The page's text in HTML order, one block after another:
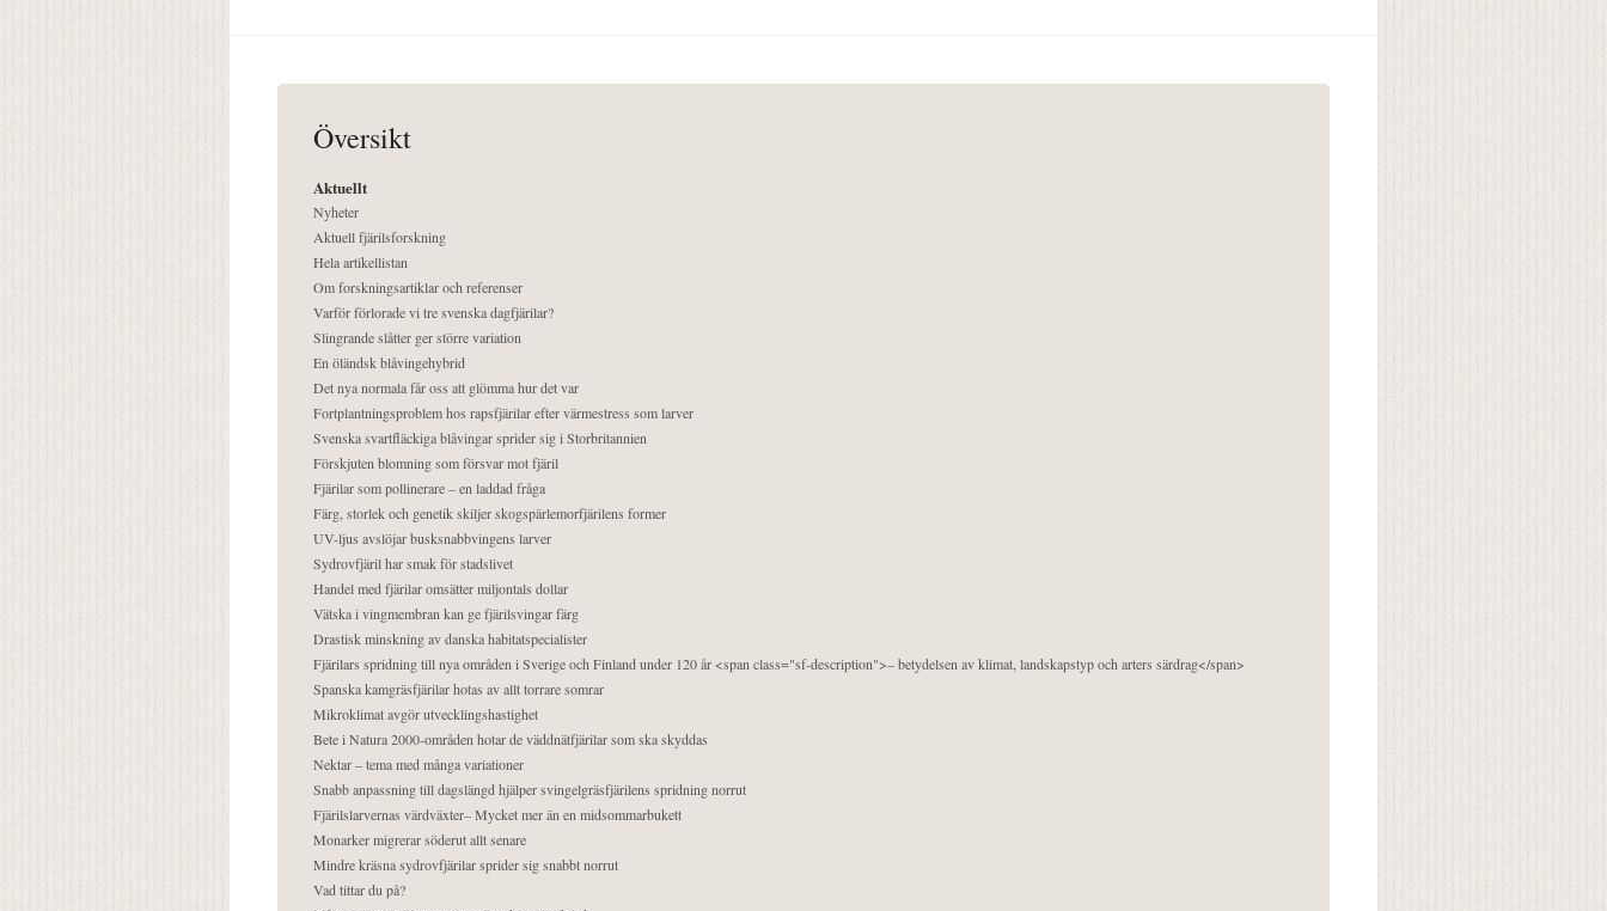
Översikt
Aktuellt
Nyheter
Aktuell fjärilsforskning
Hela artikellistan
Om forskningsartiklar och referenser
Varför förlorade vi tre svenska dagfjärilar?
Slingrande slåtter ger större variation
En öländsk blåvingehybrid
Det nya normala får oss att glömma hur det var
Fortplantningsproblem hos rapsfjärilar efter värmestress som larver
Svenska svartfläckiga blåvingar sprider sig i Storbritannien
Förskjuten blomning som försvar mot fjäril
Fjärilar som pollinerare – en laddad fråga
Färg, storlek och genetik skiljer skogspärlemorfjärilens former
UV-ljus avslöjar busksnabbvingens larver
Sydrovfjäril har smak för stadslivet
Handel med fjärilar omsätter miljontals dollar
Vätska i vingmembran kan ge fjärilsvingar färg
Drastisk minskning av danska habitatspecialister
Fjärilars spridning till nya områden i Sverige och Finland under 120 år <span class="sf-description">– betydelsen av klimat, landskapstyp och arters särdrag</span>
Spanska kamgräsfjärilar hotas av allt torrare somrar
Mikroklimat avgör utvecklingshastighet
Bete i Natura 2000-områden hotar de väddnätfjärilar som ska skyddas
Nektar – tema med många variationer
Snabb anpassning till dagslängd hjälper svingelgräsfjärilens spridning norrut
Fjärilslarvernas värdväxter– Mycket mer än en midsommarbukett
Monarker migrerar söderut allt senare
Mindre kräsna sydrovfjärilar sprider sig snabbt norrut
Vad tittar du på?